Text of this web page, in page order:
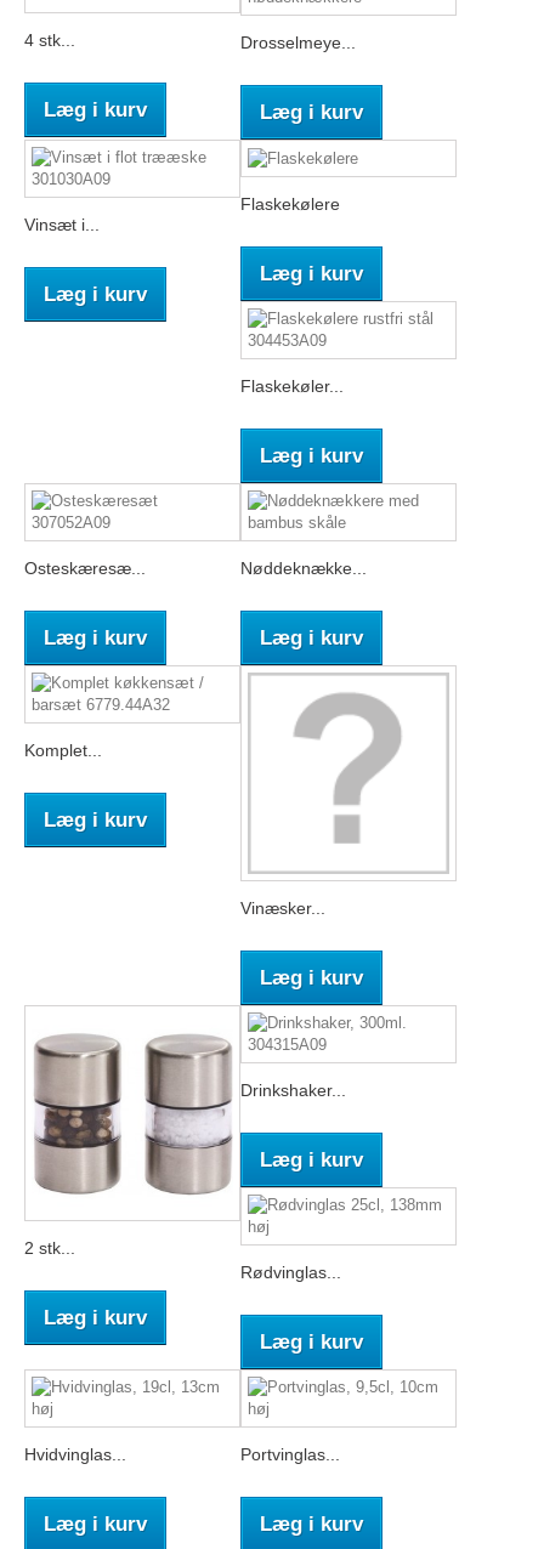
4 stk...
Læg i kurv
Drosselmeye...
Læg i kurv
Vinsæt i...
Læg i kurv
Flaskekølere
Læg i kurv
Flaskekøler...
Læg i kurv
Osteskæresæ...
Læg i kurv
Nøddeknække...
Læg i kurv
Komplet...
Læg i kurv
Vinæsker...
Læg i kurv
2 stk...
Læg i kurv
Drinkshaker...
Læg i kurv
Rødvinglas...
Læg i kurv
Hvidvinglas...
Læg i kurv
Portvinglas...
Læg i kurv